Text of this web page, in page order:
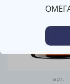
арт.